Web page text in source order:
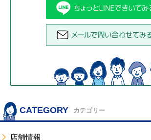
CATEGORY カテゴリー
店舗情報